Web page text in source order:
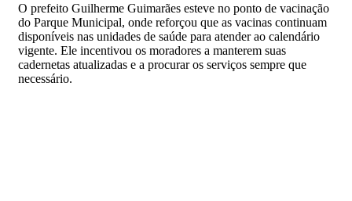
O prefeito Guilherme Guimarães esteve no ponto de vacinação
do Parque Municipal, onde reforçou que as vacinas continuam
disponíveis nas unidades de saúde para atender ao calendário
vigente. Ele incentivou os moradores a manterem suas
cadernetas atualizadas e a procurar os serviços sempre que
necessário.